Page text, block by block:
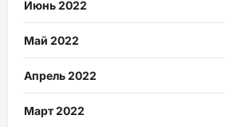
Июнь 2022
Май 2022
Апрель 2022
Март 2022